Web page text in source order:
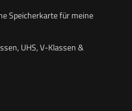
Speicherkarte für meine
UHS, V-Klassen &